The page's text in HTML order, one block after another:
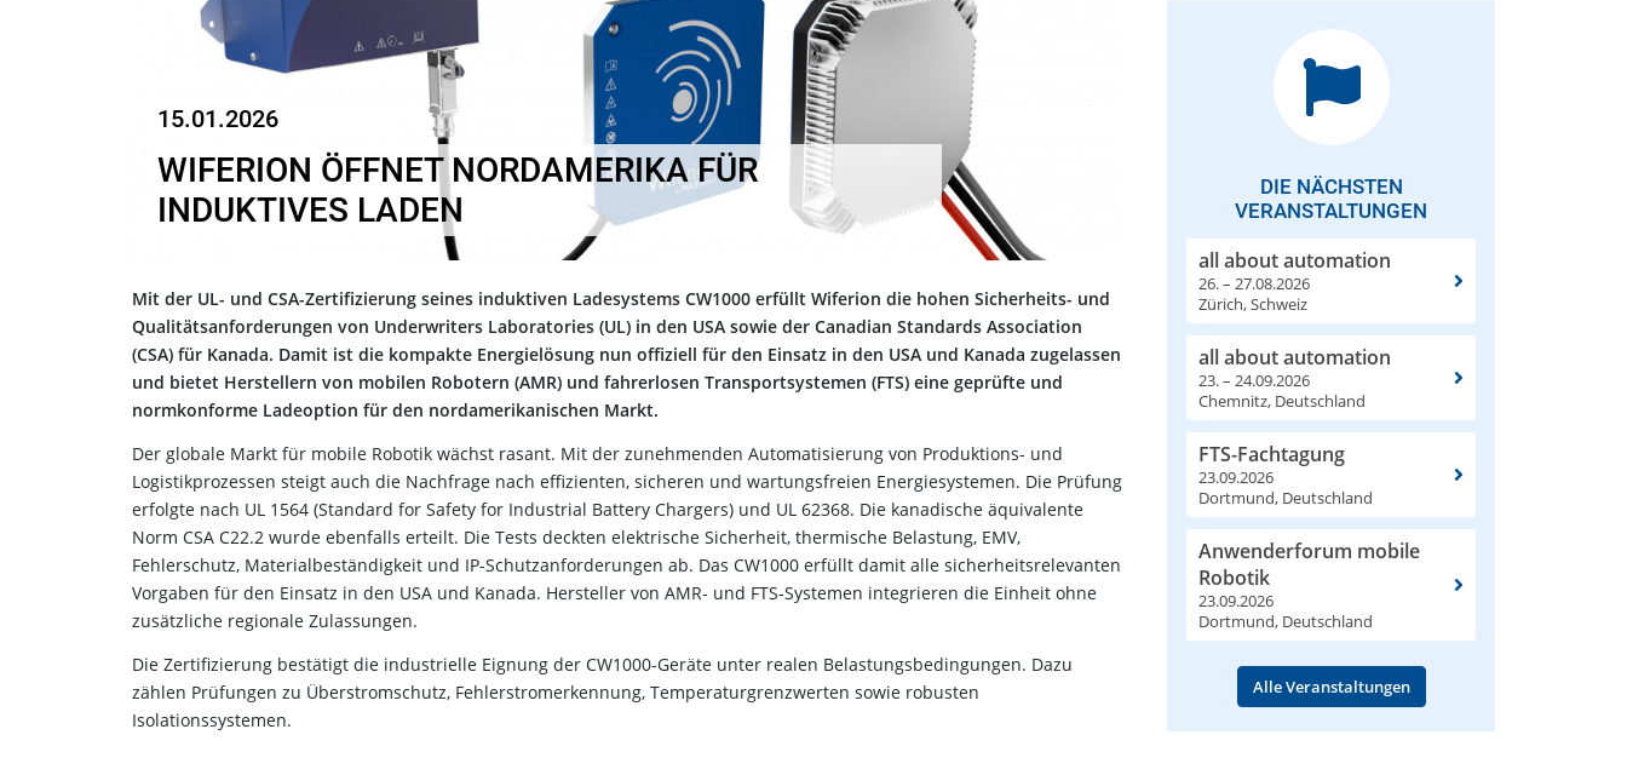
15.01.2026
WIFERION ÖFFNET NORDAMERIKA FÜR
INDUKTIVES LADEN
Mit der UL- und CSA-Zertifizierung seines induktiven Ladesystems CW1000 erfüllt Wiferion die hohen Sicherheits- und
Qualitätsanforderungen von Underwriters Laboratories (UL) in den USA sowie der Canadian Standards Association
(CSA) für Kanada. Damit ist die kompakte Energielösung nun offiziell für den Einsatz in den USA und Kanada zugelassen
und bietet Herstellern von mobilen Robotern (AMR) und fahrerlosen Transportsystemen (FTS) eine geprüfte und
normkonforme Ladeoption für den nordamerikanischen Markt.
Der globale Markt für mobile Robotik wächst rasant. Mit der zunehmenden Automatisierung von Produktions- und
Logistikprozessen steigt auch die Nachfrage nach effizienten, sicheren und wartungsfreien Energiesystemen. Die Prüfung
erfolgte nach UL 1564 (Standard for Safety for Industrial Battery Chargers) und UL 62368. Die kanadische äquivalente
Norm CSA C22.2 wurde ebenfalls erteilt. Die Tests deckten elektrische Sicherheit, thermische Belastung, EMV,
Fehlerschutz, Materialbeständigkeit und IP-Schutzanforderungen ab. Das CW1000 erfüllt damit alle sicherheitsrelevanten
Vorgaben für den Einsatz in den USA und Kanada. Hersteller von AMR- und FTS-Systemen integrieren die Einheit ohne
zusätzliche regionale Zulassungen.
Die Zertifizierung bestätigt die industrielle Eignung der CW1000-Geräte unter realen Belastungsbedingungen. Dazu
zählen Prüfungen zu Überstromschutz, Fehlerstromerkennung, Temperaturgrenzwerten sowie robusten
Isolationssystemen.
DIE NÄCHSTEN
VERANSTALTUNGEN
all about automation
26. – 27.08.2026
Zürich, Schweiz
all about automation
23. – 24.09.2026
Chemnitz, Deutschland
FTS-Fachtagung
23.09.2026
Dortmund, Deutschland
Anwenderforum mobile
Robotik
23.09.2026
Dortmund, Deutschland
Alle Veranstaltungen